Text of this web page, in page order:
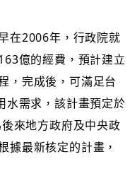
在2006年，行政院就
億的經費，預計建立
，完成後，可滿足台
水需求，該計畫預定於
來地方政府及中央政
據最新核定的計畫，